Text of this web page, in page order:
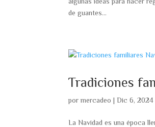
de guantes...
Tradiciones
pormercadeo |Dic 6, 2024
La Navidad es una época